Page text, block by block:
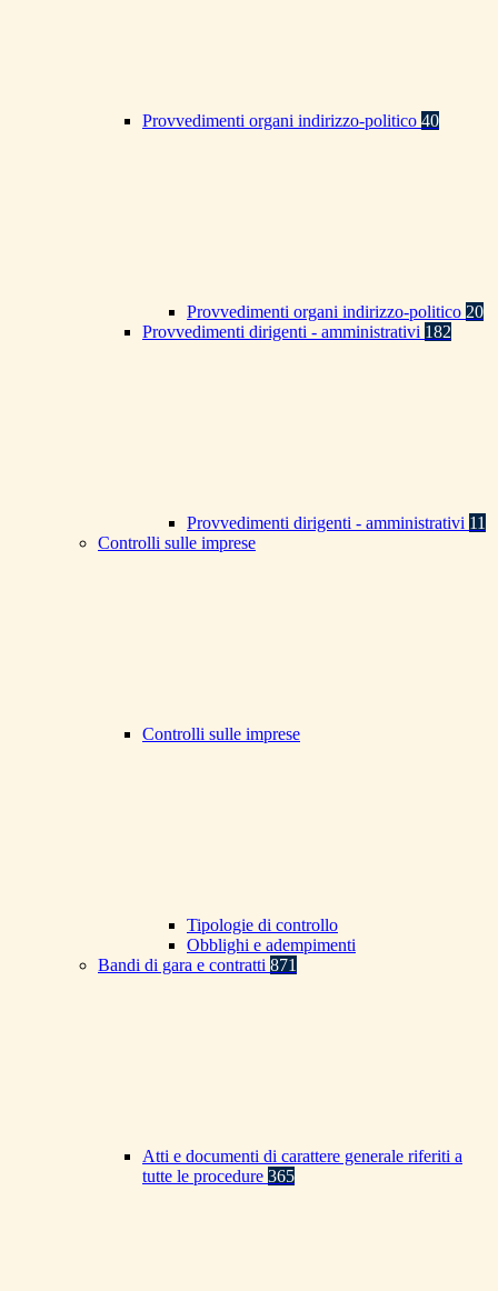
Provvedimenti organi indirizzo-politico 40
Provvedimenti organi indirizzo-politico 20
Provvedimenti dirigenti - amministrativi 182
Provvedimenti dirigenti - amministrativi 11
Controlli sulle imprese
Controlli sulle imprese
Tipologie di controllo
Obblighi e adempimenti
Bandi di gara e contratti 871
Atti e documenti di carattere generale riferiti a
tutte le procedure 365